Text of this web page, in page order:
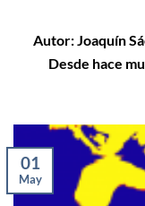
Autor: Joaquín
Desde hace
01
May